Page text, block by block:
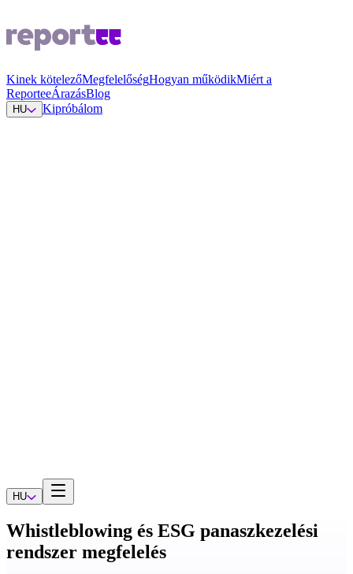
Kinek kötelezőMegfelelőségHogyan működikMiért a
ReporteeÁrazásBlog
HU Kipróbálom
HU
Whistleblowing és ESG panaszkezelési
rendszer megfelelés